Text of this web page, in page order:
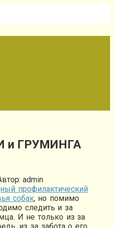
и ГРУМИНГА
admin
профилактический
собак, но помимо
следить и за
И не только из за